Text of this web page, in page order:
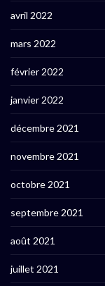
avril 2022
mars 2022
février 2022
janvier 2022
décembre 2021
novembre 2021
octobre 2021
septembre 2021
août 2021
juillet 2021